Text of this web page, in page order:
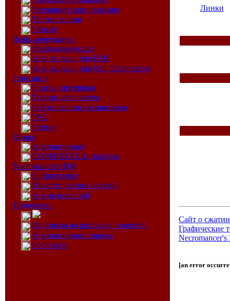
Резервного копирования
Тестирования
Разные
Файл-менеджеры
Файл-менеджеры
Арх.-модули для FAR
Арх.-модули для Win. Commander
Описания
Статьи, интервью
Теория, алгоритмы
Self-описания архиваторов
FAQ
Разное
Линки
Архиваторные
COM/EXE/DLL-пакеров
Necromancer's DN
О программе
Новости свежих версий
Архив новостей
Поддержка
Подписка на рассылку новостей
Архиваторные опросы
Об авторе
Линки
Сайт о сжатии
Графические
[an error